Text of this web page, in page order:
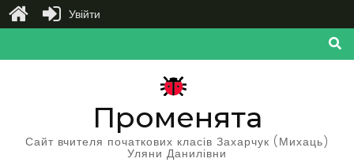
до
Променята
Сайт вчителя початкових класів Захарчук (Михаць)
Уляни Данилівни
Увійти